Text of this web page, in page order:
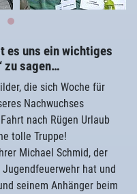
es uns ein wichtiges
zu sagen…
die sich Woche für
Nachwuchses
nach Rügen Urlaub
tolle Truppe!
Michael Schmid, der
hat und
seinem Anhänger beim